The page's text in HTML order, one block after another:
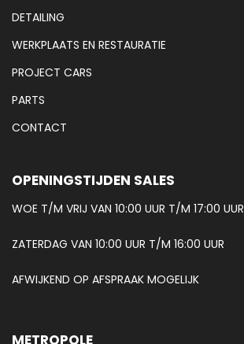
DETAILING
WERKPLAATS EN RESTAURATIE
PROJECT CARS
PARTS
CONTACT
OPENINGSTIJDEN SALES
WOE T/M VRIJ VAN 10:00 UUR T/M 17:00 UUR
ZATERDAG VAN 10:00 UUR T/M 16:00 UUR
AFWIJKEND OP AFSPRAAK MOGELIJK
METROPOLE